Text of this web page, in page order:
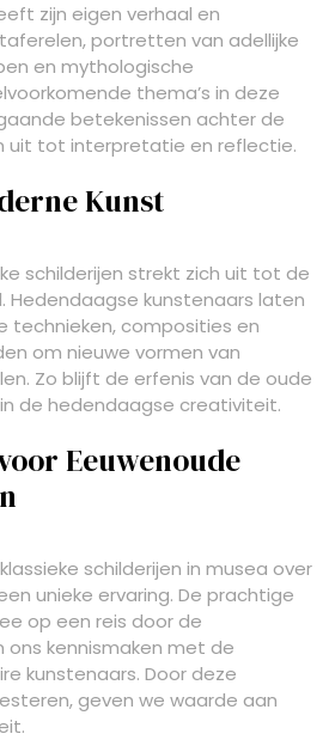
zijn eigen verhaal en
portretten van adellijke
en mythologische
thema’s in deze
betekenissen achter de
uit tot interpretatie en reflectie.
Kunst
schilderijen strekt zich uit tot de
Hedendaagse kunstenaars laten
technieken, composities en
om nieuwe vormen van
Zo blijft de erfenis van de oude
de hedendaagse creativiteit.
Eeuwenoude
schilderijen in musea over
unieke ervaring. De prachtige
op een reis door de
ons kennismaken met de
kunstenaars. Door deze
geven we waarde aan